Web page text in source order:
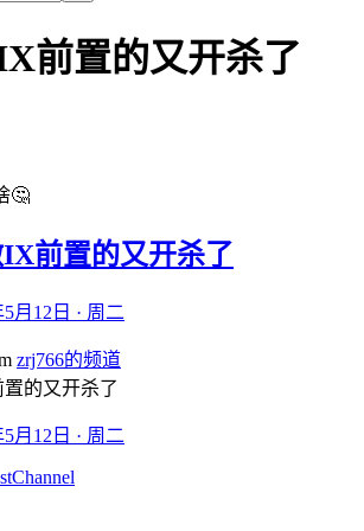
前置的又开杀了
🤔
前置的又开杀了
5月12日 · 周二
zrj766的频道
的又开杀了
5月12日 · 周二